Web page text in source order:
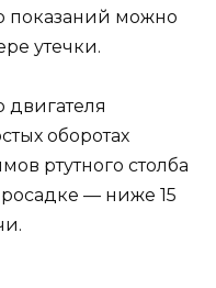
показаний можно
утечки.
оборотах
ртутного столба
— ниже 15